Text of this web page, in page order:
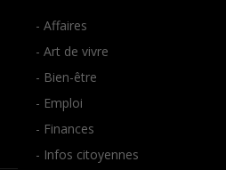
- Affaires
- Art de vivre
- Bien-être
- Emploi
- Finances
- Infos citoyennes